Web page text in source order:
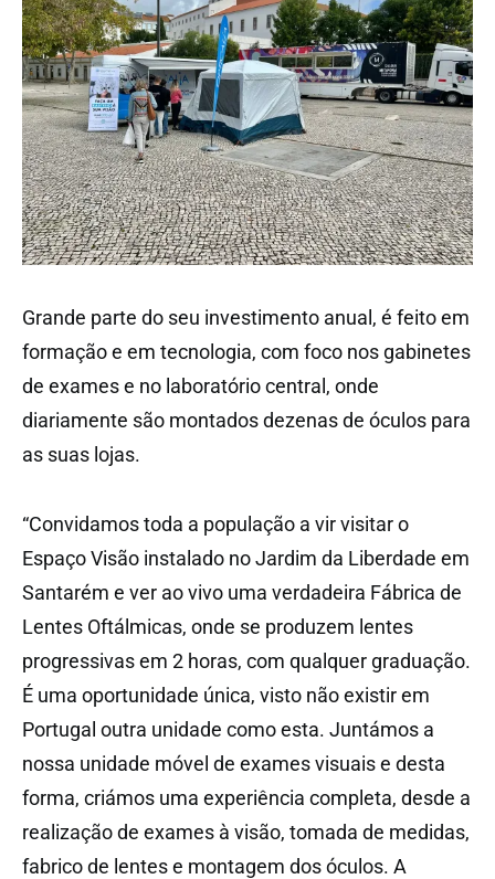
Grande parte do seu investimento anual, é feito em
formação e em tecnologia, com foco nos gabinetes
de exames e no laboratório central, onde
diariamente são montados dezenas de óculos para
as suas lojas.
“Convidamos toda a população a vir visitar o
Espaço Visão instalado no Jardim da Liberdade em
Santarém e ver ao vivo uma verdadeira Fábrica de
Lentes Oftálmicas, onde se produzem lentes
progressivas em 2 horas, com qualquer graduação.
É uma oportunidade única, visto não existir em
Portugal outra unidade como esta. Juntámos a
nossa unidade móvel de exames visuais e desta
forma, criámos uma experiência completa, desde a
realização de exames à visão, tomada de medidas,
fabrico de lentes e montagem dos óculos. A